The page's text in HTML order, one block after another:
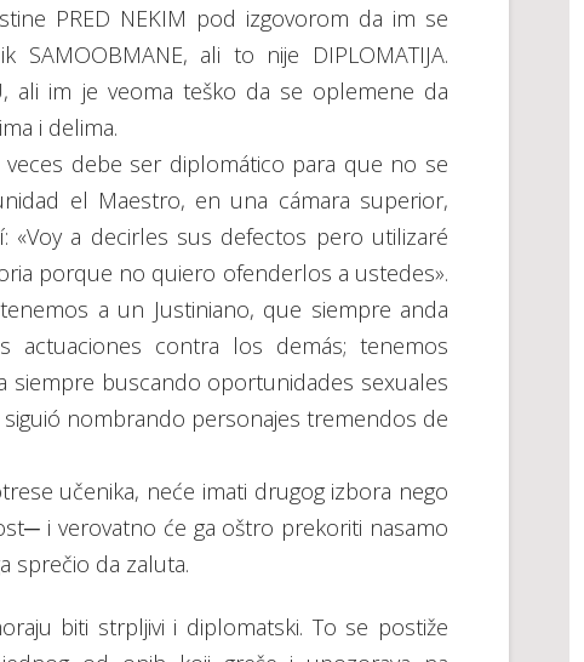
PRED NEKIM pod izgovorom da im se
SAMOOBMANE, ali to nije DIPLOMATIJA.
ali im je veoma teško da se oplemene da
i delima.
debe ser diplomático para que no se
el Maestro, en una cámara superior,
a decirles sus defectos pero utilizaré
porque no quiero ofenderlos a ustedes».
a un Justiniano, que siempre anda
actuaciones contra los demás; tenemos
siempre buscando oportunidades sexuales
siguió nombrando personajes tremendos de
učenika, neće imati drugog izbora nego
i verovatno će ga oštro prekoriti nasamo
sprečio da zaluta.
biti strpljivi i diplomatski. To se postiže